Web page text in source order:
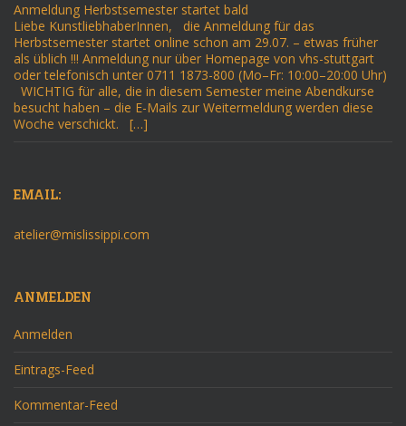
Anmeldung Herbstsemester startet bald
Liebe KunstliebhaberInnen, die Anmeldung für das
Herbstsemester startet online schon am 29.07. – etwas früher
als üblich !!! Anmeldung nur über Homepage von vhs-stuttgart
oder telefonisch unter 0711 1873-800 (Mo–Fr: 10:00–20:00 Uhr)
WICHTIG für alle, die in diesem Semester meine Abendkurse
besucht haben – die E-Mails zur Weitermeldung werden diese
Woche verschickt. […]
EMAIL:
atelier@mislissippi.com
ANMELDEN
Anmelden
Eintrags-Feed
Kommentar-Feed